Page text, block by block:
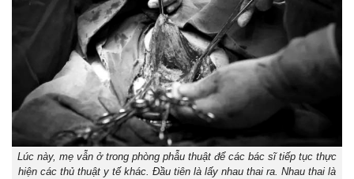
Lúc này, mẹ vẫn ở trong phòng phẫu thuật để các bác sĩ tiếp tục thực
hiện các thủ thuật y tế khác. Đầu tiên là lấy nhau thai ra. Nhau thai là